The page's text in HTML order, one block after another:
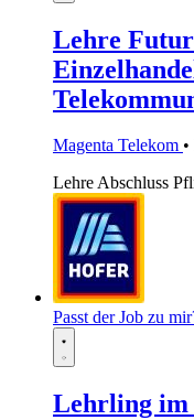
Lehre
Magenta Telekom
LehreAbschluss
Passt der Job zu
Lehrling im